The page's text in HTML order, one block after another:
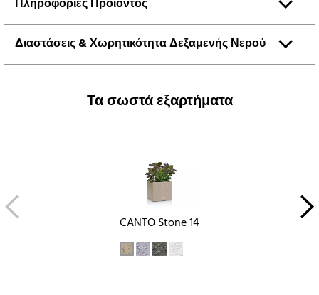
Πληροφορίες Προϊόντος
Διαστάσεις & Χωρητικότητα Δεξαμενής Νερού
Τα σωστά εξαρτήματα
CANTO Stone 14